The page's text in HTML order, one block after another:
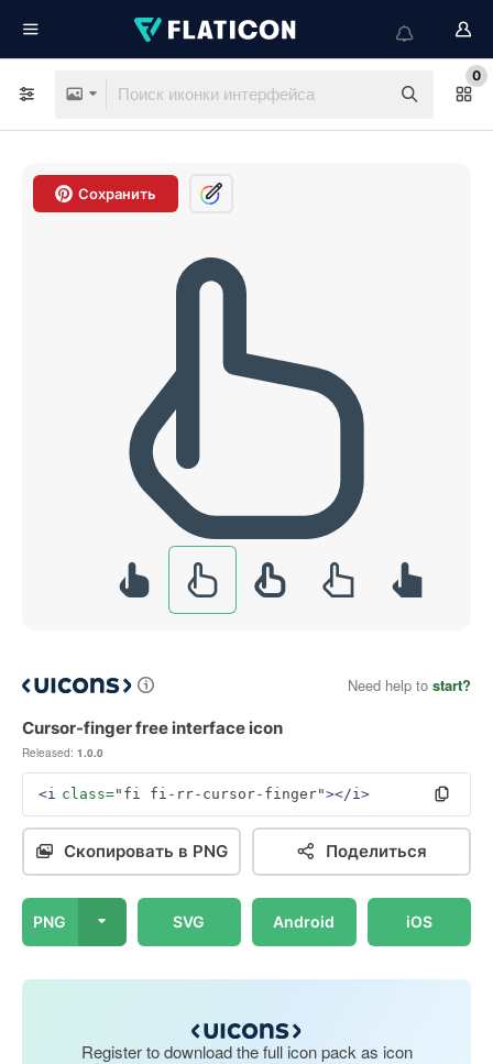
0
Сохранить
Need help to start?
Cursor-finger free interface icon
Released: 1.0.0
<i class="fi fi-rr-cursor-finger"></i>
Скопировать в PNG Поделиться
PNG SVG Android iOS
Register to download the full icon pack as icon